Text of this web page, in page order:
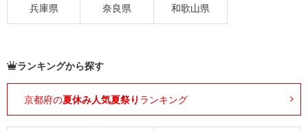
兵庫県 奈良県 和歌山県
ランキングから探す
京都府の夏休み人気夏祭り ランキング